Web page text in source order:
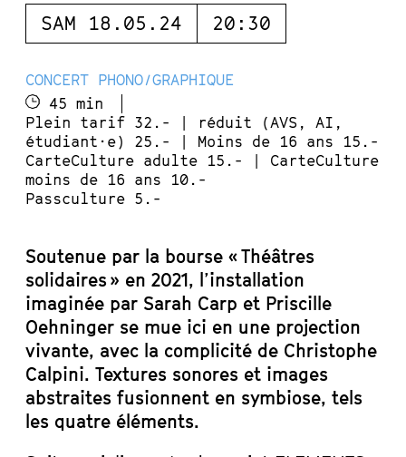
SAM 18.05.24 20:30
CONCERT PHONO/GRAPHIQUE
45 min
Plein tarif 32.- | réduit (AVS, AI,
étudiant·e) 25.- | Moins de 16 ans 15.-
CarteCulture adulte 15.- | CarteCulture
moins de 16 ans 10.-
Passculture 5.-
Soutenue par la bourse « Théâtres
solidaires » en 2021, l’installation
imaginée par Sarah Carp et Priscille
Oehninger se mue ici en une projection
vivante, avec la complicité de Christophe
Calpini. Textures sonores et images
abstraites fusionnent en symbiose, tels
les quatre éléments.